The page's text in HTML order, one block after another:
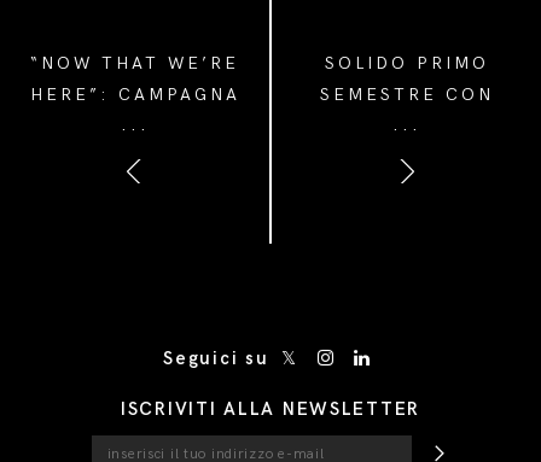
“NOW THAT WE’RE
HERE”: CAMPAGNA
PRADA DONNA E
UOMO A/I 2024
...
SOLIDO PRIMO
SEMESTRE CON
+18% VENDITE
RETAIL ED EBIT
MARGIN A 22,6%
...
Seguici su
ISCRIVITI ALLA NEWSLETTER